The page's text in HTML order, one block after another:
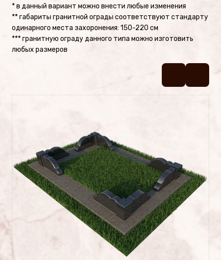
Памятники №1
Цоколя
Фотостекло на памятник
Художественное
оформление памятников
Сусальное золото для
* в данный вариант можно внести любые изменения
** габариты гранитной ограды соответствуют стандарту
одинарного места захоронения: 150-220 см
*** гранитную ограду данного типа можно изготовить
любых размеров